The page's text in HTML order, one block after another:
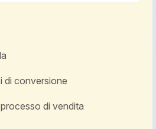
di conversione
di vendita